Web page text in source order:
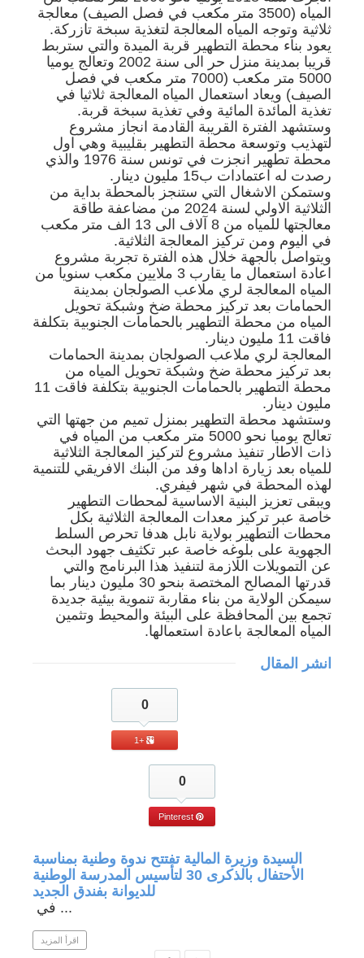
المياه (3500 متر مكعب في فصل الصيف) معالجة
ثلاثية وتوجه المياه المعالجة لتغذية سبخة تازركة.
يعود بناء محطة التطهير قربة الميدة والتي ستربط
قريبا بمدينة منزل حر الى سنة 2002 وتعالج يوميا
5000 متر مكعب (7000 متر مكعب في فصل
الصيف) ويعاد استعمال المياه المعالجة ثلاثيا في
تغذية المائدة المائية وفي تغذية سبخة قربة.
وستشهد الفترة القريبة القادمة انجاز مشروع
لتهذيب وتوسعة محطة التطهير بقليبية وهي اول
محطة تطهير انجزت في تونس سنة 1976 والذي
رصدت له اعتمادات ب15 مليون دينار.
وستمكن الاشغال التي ستنجز بالمحطة بداية من
الثلاثية الاولي لسنة 2024 من مضاعفة طاقة
معالجتها للمياه من 8 آلاف الى 13 الف متر مكعب
في اليوم ومن تركيز المعالجة الثلاثية.
ويتواصل بالجهة خلال هذه الفترة تجربة مشروع
اعادة استعمال ما يقارب 3 ملايين مكعب سنويا من
المياه المعالجة لري ملاعب الصولجان بمدينة
الحمامات بعد تركيز محطة ضخ وشبكة تحويل
المياه من محطة التطهير بالحمامات الجنوبية بتكلفة
فاقت 11 مليون دينار.
المعالجة لري ملاعب الصولجان بمدينة الحمامات
بعد تركيز محطة ضخ وشبكة تحويل المياه من
محطة التطهير بالحمامات الجنوبية بتكلفة فاقت 11
مليون دينار.
وستشهد محطة التطهير بمنزل تميم من جهتها التي
تعالج يوميا نحو 5000 متر مكعب من المياه في
ذات الاطار تنفيذ مشروع لتركيز المعالجة الثلاثية
للمياه بعد زيارة اداها وفد من البنك الافريقي للتنمية
لهذه المحطة في شهر فيفري.
ويبقى تعزيز البنية الاساسية لمحطات التطهير
خاصة عبر تركيز معدات المعالجة الثلاثية بكل
محطات التطهير بولاية نابل هدفا تحرص السلط
الجهوية على بلوغه خاصة عبر تكثيف جهود البحث
عن التمويلات اللازمة لتنفيذ هذا البرنامج والتي
قدرتها المصالح المختصة بنحو 30 مليون دينار بما
سيمكن الولاية من بناء مقاربة تنموية بيئية جديدة
تجمع بين المحافظة على البيئة والمحيط وتثمين
المياه المعالجة باعادة استعمالها.
انشر المقال
0
+1
0
Pinterest
السيدة وزيرة المالية تفتتح ندوة وطنية بمناسبة
الأحتفال بالذكرى 30 لتأسيس المدرسة الوطنية
للديوانة بفندق الجديد
في ...
اقرأ المزيد